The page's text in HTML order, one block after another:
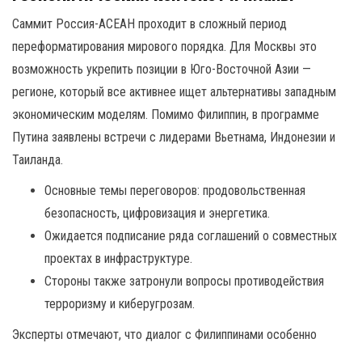
Саммит Россия-АСЕАН проходит в сложный период
переформатирования мирового порядка. Для Москвы это
возможность укрепить позиции в Юго-Восточной Азии —
регионе, который все активнее ищет альтернативы западным
экономическим моделям. Помимо Филиппин, в программе
Путина заявлены встречи с лидерами Вьетнама, Индонезии и
Таиланда.
Основные темы переговоров: продовольственная
безопасность, цифровизация и энергетика.
Ожидается подписание ряда соглашений о совместных
проектах в инфраструктуре.
Стороны также затронули вопросы противодействия
терроризму и киберугрозам.
Эксперты отмечают, что диалог с Филиппинами особенно